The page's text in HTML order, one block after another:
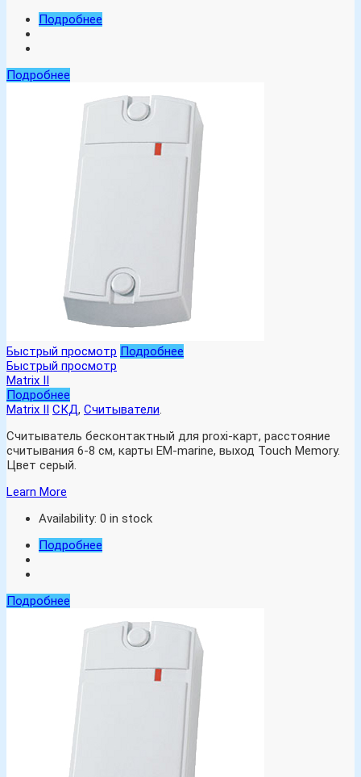
Подробнее
Подробнее
Быстрый просмотр Подробнее
Быстрый просмотр
Matrix II
Подробнее
Matrix II СКД, Считыватели.
Считыватель бесконтактный для proxi-карт, расстояние
считывания 6-8 см, карты EM-marine, выход Touch Memory.
Цвет серый.
Learn More
Availability: 0 in stock
Подробнее
Подробнее